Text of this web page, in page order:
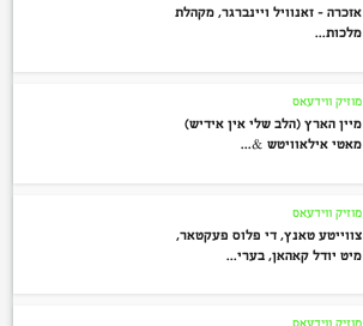
אזכרה – זאנוויל ויינברגר, מקהלת
מלכות...
מוזיק ווידעאס
מיין הארץ (הלב שלי אין אידיש)
מאטי אילאוויטש &...
מוזיק ווידעאס
צווייטע טאנץ, די פלוס פעקטאר,
מיט יודל קאהאן, בערי...